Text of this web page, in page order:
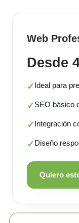
Web
Desde
✓Ideal para
✓SEO básico
✓Integración
✓Diseño
Quiero